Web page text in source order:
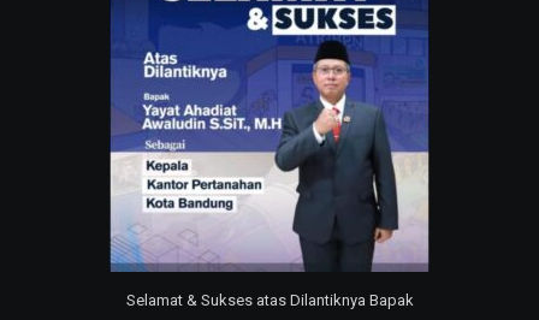
Selamat & Sukses atas Dilantiknya Bapak